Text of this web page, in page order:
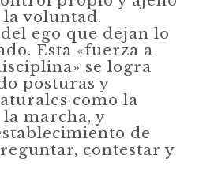
voluntad.
ego que dejan lo
Esta «fuerza a
se logra
posturas y
como la
marcha, y
de
contestar y